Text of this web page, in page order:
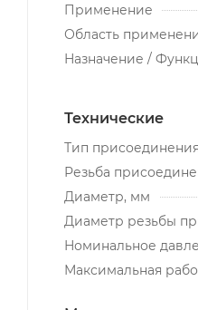
Применение
Область
Назначение /
Технические
Тип присоединения
Резьба
Диаметр, мм
Диаметр резьбы
Номинальное
Максимальная